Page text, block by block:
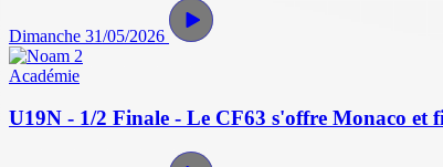
Dimanche 31/05/2026
Académie
U19N - 1/2 Finale - Le CF63 s'offre Monaco et